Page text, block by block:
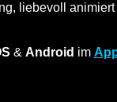
liebevoll
& Android im